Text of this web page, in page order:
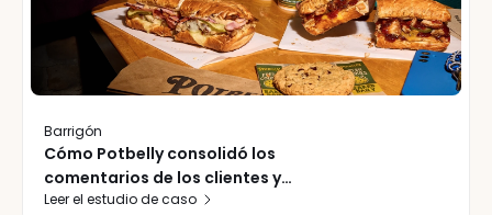
Barrigón
Cómo Potbelly consolidó los
comentarios de los clientes y
optimizó la recuperación en 472
Leer el estudio de caso